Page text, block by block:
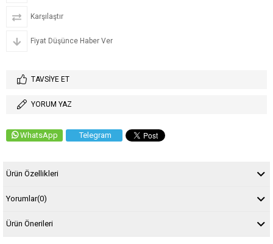
Karşılaştır
Fiyat Düşünce Haber Ver
TAVSIYE ET
YORUM YAZ
WhatsApp Telegram
Ürün Özellikleri
Yorumlar(0)
Ürün Önerileri